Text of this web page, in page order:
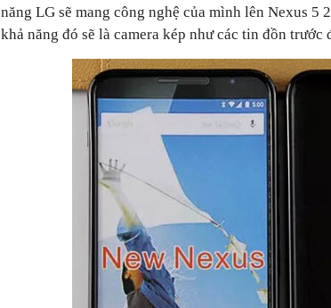
năng LG sẽ mang công nghệ của mình lên Nexus
khả năng đó sẽ là camera kép như các tin đồn trước